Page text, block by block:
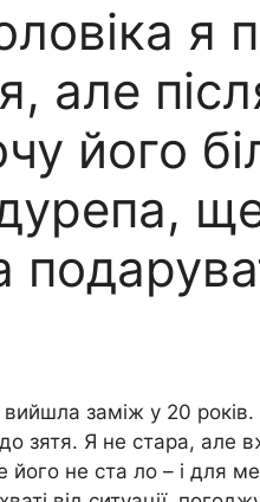
я
але
його
заміж у 20 років.
зятя. Я не стара, але
не ста ло – і для